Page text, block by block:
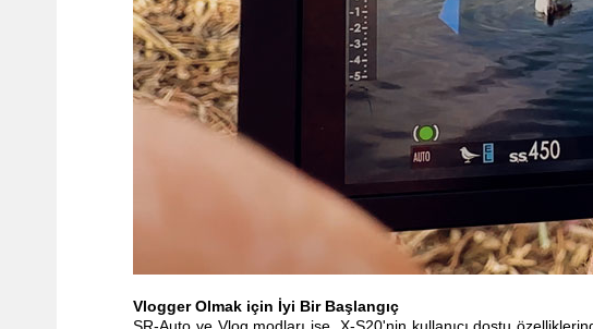
Vlogger Olmak için İyi Bir Başlangıç